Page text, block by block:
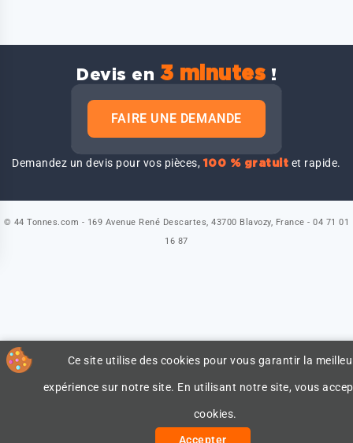
Devis en 3 minutes !
FAIRE UNE DEMANDE
Demandez un devis pour vos pièces, 100 % gratuit et rapide.
Ce site utilise des cookies pour vous garantir la
expérience sur notre site. En utilisant notre site, vous
cookies.
Accepter
© 44 Tonnes.com - 169 Avenue René Descartes, 43700 Blavozy, France - 04 71 01
16 87